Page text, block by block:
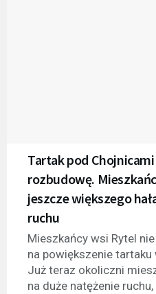
Tartak pod
rozbudowę.
jeszcze większego
ruchu
Mieszkańcy wsi Rytel
na powiększenie
Już teraz okoliczni
na duże natężenie ruchu,